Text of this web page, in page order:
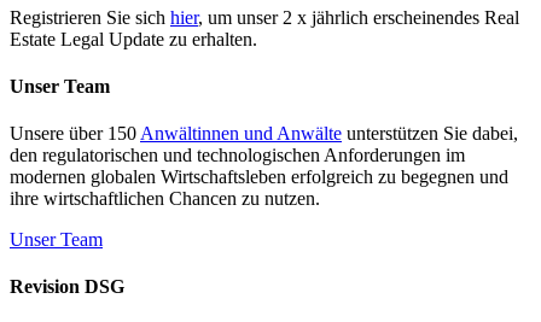
Registrieren Sie sich hier, um unser 2 x jährlich erscheinendes Real
Estate Legal Update zu erhalten.
Unser Team
Unsere über 150 Anwältinnen und Anwälte unterstützen Sie dabei,
den regulatorischen und technologischen Anforderungen im
modernen globalen Wirtschaftsleben erfolgreich zu begegnen und
ihre wirtschaftlichen Chancen zu nutzen.
Unser Team
Revision DSG